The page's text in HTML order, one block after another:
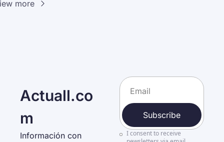
more
Actuall.co
m
Información con
Subscribe
I consent to receive